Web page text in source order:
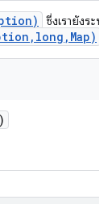
ซึ่งเรายังระบุ